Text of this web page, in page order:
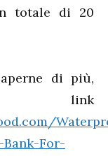
totale di 20
di più,
For-